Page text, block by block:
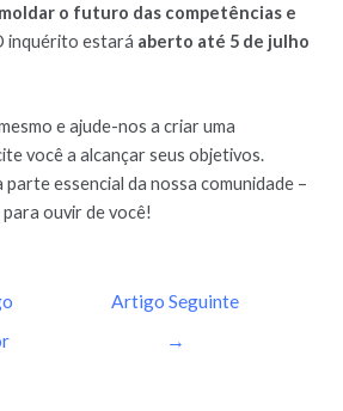
o futuro das competências e
inquérito estará aberto até 5 de julho
e ajude-nos a criar uma
você a alcançar seus objetivos.
essencial da nossa comunidade –
ouvir de você!
Artigo Seguinte
→